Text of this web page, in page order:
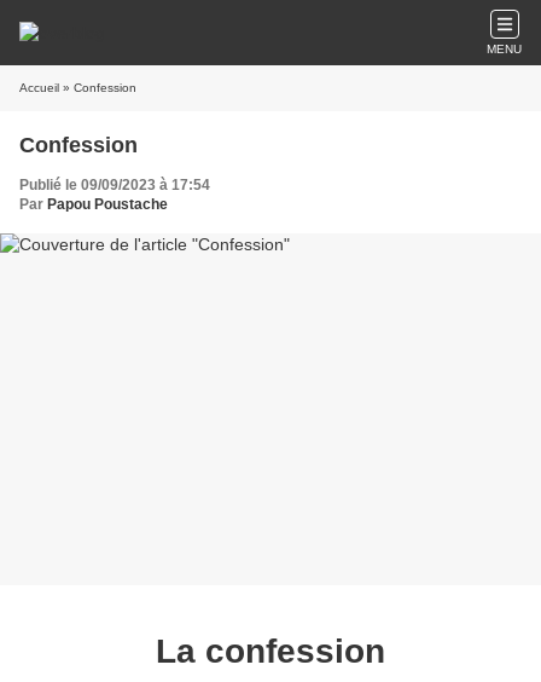
MENU
Accueil » Confession
Confession
Publié le 09/09/2023 à 17:54
Par Papou Poustache
La confession